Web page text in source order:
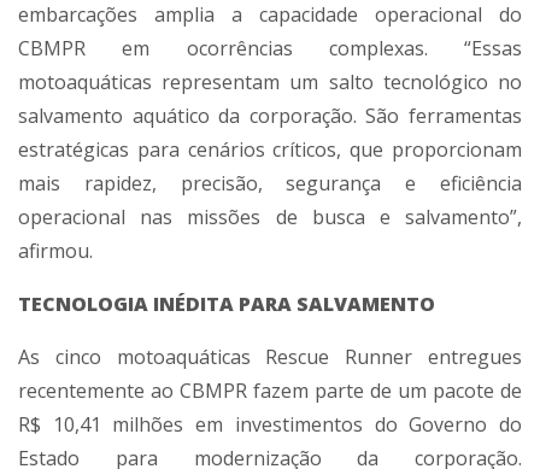
embarcações amplia a capacidade operacional do
CBMPR em ocorrências complexas. “Essas
motoaquáticas representam um salto tecnológico no
salvamento aquático da corporação. São ferramentas
estratégicas para cenários críticos, que proporcionam
mais rapidez, precisão, segurança e eficiência
operacional nas missões de busca e salvamento”,
afirmou.
TECNOLOGIA INÉDITA PARA SALVAMENTO
As cinco motoaquáticas Rescue Runner entregues
recentemente ao CBMPR fazem parte de um pacote de
R$ 10,41 milhões em investimentos do Governo do
Estado para modernização da corporação.